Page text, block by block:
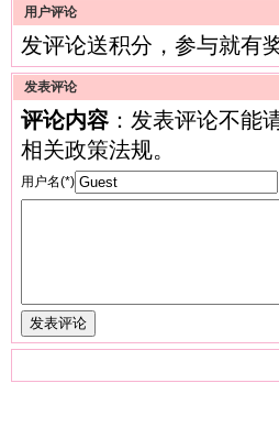
用户评论
发评论送积分，参与就有
发表评论
评论内容 ：发表评论不能
相关政策法规。
用户名(*)